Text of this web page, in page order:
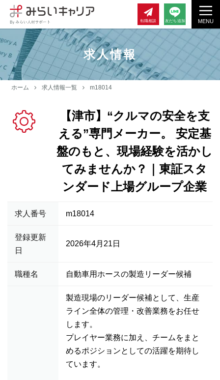
MENU
転職相談 友だち追加
求人情報
ホーム 求人情報一覧 m18014
【津市】“クルマの安全を支
える”専門メーカー。 安定基
盤のもと、現場経験を活かし
てみませんか？｜東証スタ
ンダード上場グループ企業
求人番号 m18014
登録更新
日
2026年4月21日
職種名 自動車用ホースの製造リーダー候補
製造現場のリーダー候補として、生産
ライン全体の管理・改善業務をお任せ
します。
プレイヤー業務に加え、チームをまと
めるポジションとしての活躍を期待し
ています。